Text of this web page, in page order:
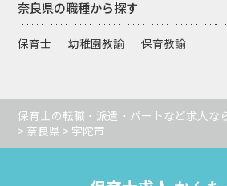
奈良県の職種から探す
保育士 幼稚園教諭 保育教諭
保育士の転職・派遣・パートなど求人な
> 奈良県 > 宇陀市